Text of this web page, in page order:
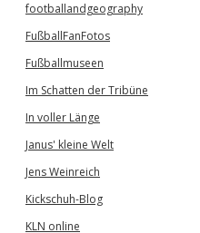
footballandgeography
FußballFanFotos
Fußballmuseen
Im Schatten der Tribüne
In voller Länge
Janus' kleine Welt
Jens Weinreich
Kickschuh-Blog
KLN online